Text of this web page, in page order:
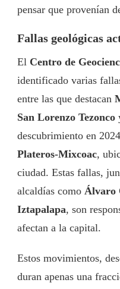
pensar que provenían
Fallas geológicas
El Centro de
identificado varias
entre las que destacan
San Lorenzo Tezonco
descubrimiento en
Plateros-Mixcoac,
ciudad. Estas fallas,
alcaldías como Álvaro
Iztapalapa, son
afectan a la capital.
Estos movimientos,
duran apenas una